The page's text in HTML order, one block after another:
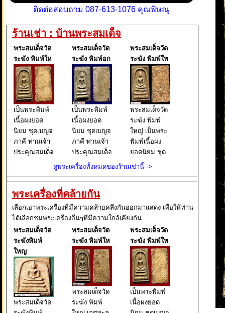
ติดต่อสอบถาม 087-613-1076 คุณพิษณุ
ร้านเช่า : บ้านพระสมเด็จ
พระสมเด็จวัด
ระฆัง พิมพ์ให
เป็นพระพิมพ์
เนื้อผงยอด
นิยม ชุดเบญจ
ภาคี ท่านเจ้า
ประคุณสมเด็จ
รังษี) วัดระฆัง
โฆสิตาราม
วรมหาวิหาร
แขวงศิริราช
เขต
บางกอกน้อย
กรุงเทพ
พระสมเด็จวัด
ระฆัง พิมพ์อก
เป็นพระพิมพ์
เนื้อผงยอด
นิยม ชุดเบญจ
ภาคี ท่านเจ้า
ประคุณสมเด็จ
พระพุฒาจาร
รังษี) วัดระฆัง
โฆสิตาราม
วรมหาวิหาร
แขวงศิริราช
เขต
บางกอกน้อย
กรุงเทพ
พระสมเด็จวัด
ระฆัง พิมพ์ให
พระสมเด็จวัด
ระฆัง พิมพ์
ใหญ่ เป็นพระ
พิมพ์เนื้อผง
ยอดนิยม ชุด
เบญจภาคี
ประคุณสมเด็จ
ย์ (โต พรหม
รังษี) วัดระฆัง
โฆสิตาราม
วรมหาวิหาร
แขวงศิ
ดูพระเครื่องทั้งหมดของร้านเช่านี้ ->
พระเครื่องที่คล้ายกัน
เลือกเอาพระเครื่องที่มีความคล้ายคลึงกันออกมาแสดง เพื่อให้ท่าน
ได้เลือกชมพระเครื่องอื่นๆที่มีความใกล้เคียงกัน
พระสมเด็จวัด
ระฆังพิมพ์
ใหญ
พระสมเด็จวัด
พระสมเด็จวัด
ระฆัง พิมพ์ให
พระสมเด็จวัด
ระฆัง พิมพ์
พระสมเด็จวัด
ระฆัง พิมพ์ให
เป็นพระพิมพ์
เนื้อผงยอด